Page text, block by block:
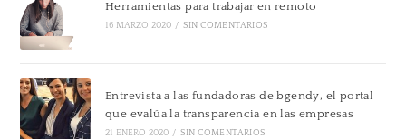
Herramientas para trabajar en remoto
16 MARZO 2020 / SIN COMENTARIOS
Entrevista a las fundadoras de bgendy, el portal
que evalúa la transparencia en las empresas
21 ENERO 2020 / SIN COMENTARIOS